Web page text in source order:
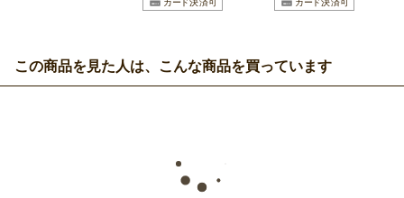
この商品を見た人は、こんな商品を買っています